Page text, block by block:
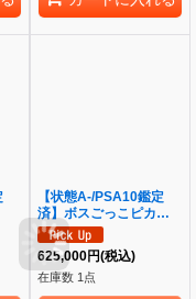
【状態A-/PSA10鑑定
済】ボスごっこピカチュ
ウ ロケット団《P》
{191/SM-P}[その他]
625,000円(税込)
在庫数 1点